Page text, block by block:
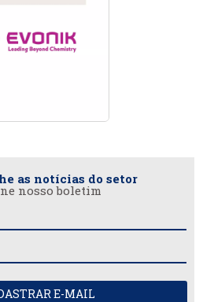
as notícias do setor
nosso boletim
E-MAIL